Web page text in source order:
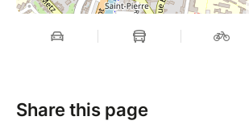
Share this page